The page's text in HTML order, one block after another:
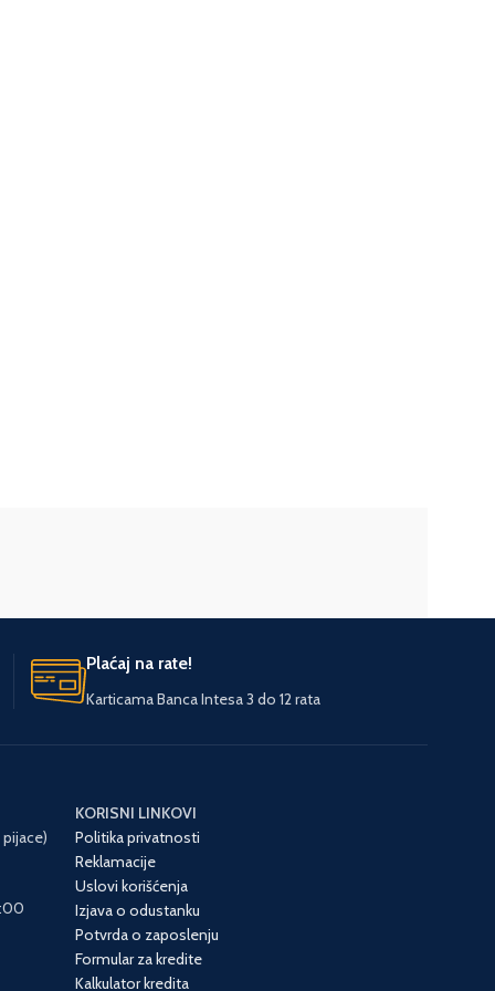
Plaćaj na rate!
Karticama Banca Intesa 3 do 12 rata
KORISNI LINKOVI
Politika privatnosti
Reklamacije
Uslovi korišćenja
Izjava o odustanku
Potvrda o zaposlenju
Formular za kredite
Kalkulator kredita